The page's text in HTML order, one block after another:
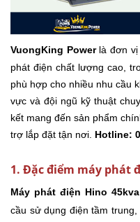
VuongKing Powerlà đơn vị
phát điện chất lượng cao,
phù hợp cho nhiều nhu cầu
vực và đội ngũ kỹ thuật
kết mang đến sản phẩm
trợ lắp đặt tận nơi. Hotline:
1. Đặc điểm máy phát
Máy phát điện Hino 45kva
cầu sử dụng điện tầm